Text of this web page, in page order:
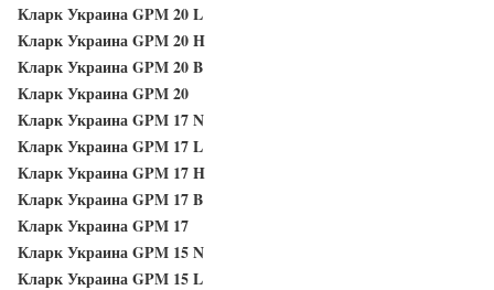
Кларк Украина GPM 20 L
Кларк Украина GPM 20 H
Кларк Украина GPM 20 B
Кларк Украина GPM 20
Кларк Украина GPM 17 N
Кларк Украина GPM 17 L
Кларк Украина GPM 17 H
Кларк Украина GPM 17 B
Кларк Украина GPM 17
Кларк Украина GPM 15 N
Кларк Украина GPM 15 L